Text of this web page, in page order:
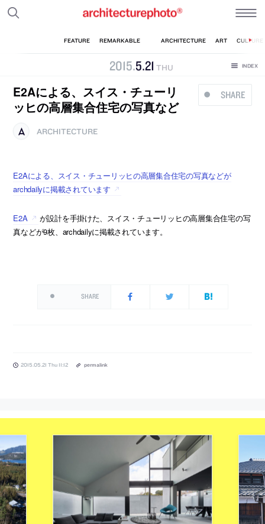
2015.5.21 THU
SHARE
E2Aによる、スイス・チューリ
ッヒの高層集合住宅の写真など
ARCHITECTURE
E2Aによる、スイス・チューリッヒの高層集合住宅の写真などが
archdailyに掲載されています
E2A
が設計を手掛けた、スイス・チューリッヒの高層集合住宅の写
真などが9枚、archdailyに掲載されています。
SHARE
2015.05.21 Thu 11:12 permalink